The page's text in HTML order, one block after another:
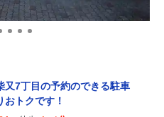
又7丁目の予約のできる駐車
トクです！